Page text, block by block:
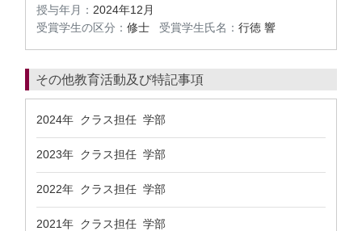
授与年月： 2024年12月
受賞学生の区分： 修士 受賞学生氏名： 行徳 響
その他教育活動及び特記事項
2024年 クラス担任 学部
2023年 クラス担任 学部
2022年 クラス担任 学部
2021年 クラス担任 学部